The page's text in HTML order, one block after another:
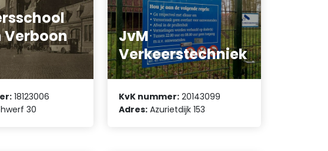
Verboon
18123006
30
JvM
Verkeerstechniek
KvK nummer: 20143099
Adres: Azurietdijk 153